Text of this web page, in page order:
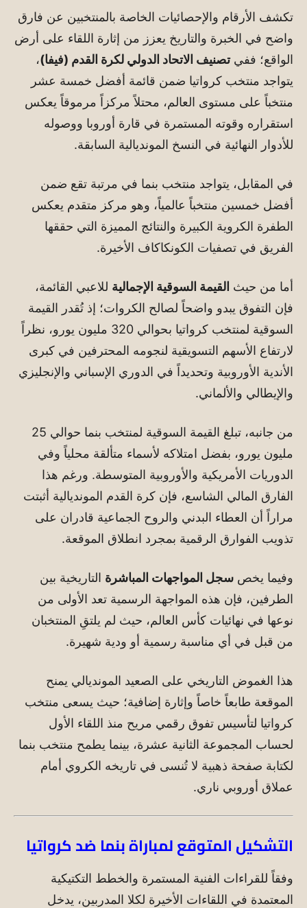
تكشف الأرقام والإحصائيات الخاصة بالمنتخبين عن فارق
واضح في الخبرة والتاريخ يعزز من إثارة اللقاء على أرض
الواقع؛ ففيتصنيف الاتحاد الدولي لكرة القدم (فيفا)،
يتواجد منتخب كرواتيا ضمن قائمة أفضل خمسة عشر
منتخباً على مستوى العالم، محتلاً مركزاً مرموقاً يعكس
استقراره وقوته المستمرة في قارة أوروبا ووصوله
للأدوار النهائية في النسخ المونديالية السابقة.
في المقابل، يتواجد منتخب بنما في مرتبة تقع ضمن
أفضل خمسين منتخباً عالمياً، وهو مركز متقدم يعكس
الطفرة الكروية الكبيرة والنتائج المميزة التي حققها
الفريق في تصفيات الكونكاكاف الأخيرة.
أما من حيث القيمة السوقية الإجمالية للاعبي القائمة،
فإن التفوق يبدو واضحاً لصالح الكروات؛ إذ تُقدر القيمة
السوقية لمنتخب كرواتيا بحوالي 320 مليون يورو، نظراً
لارتفاع الأسهم التسويقية لنجومه المحترفين في كبرى
الأندية الأوروبية وتحديداً في الدوري الإسباني والإنجليزي
والإيطالي والألماني.
من جانبه، تبلغ القيمة السوقية لمنتخب بنما حوالي 25
مليون يورو، بفضل امتلاكه لأسماء متألقة محلياً وفي
الدوريات الأمريكية والأوروبية المتوسطة. ورغم هذا
الفارق المالي الشاسع، فإن كرة القدم المونديالية أثبتت
مراراً أن العطاء البدني والروح الجماعية قادران على
تذويب الفوارق الرقمية بمجرد انطلاق الموقعة.
وفيما يخص سجل المواجهات المباشرة التاريخية بين
الطرفين، فإن هذه المواجهة الرسمية تعد الأولى من
نوعها في نهائيات كأس العالم، حيث لم يلتقِ المنتخبان
من قبل في أي مناسبة رسمية أو ودية شهيرة.
هذا الغموض التاريخي على الصعيد المونديالي يمنح
الموقعة طابعاً خاصاً وإثارة إضافية؛ حيث يسعى منتخب
كرواتيا لتأسيس تفوق رقمي مريح منذ اللقاء الأول
لحساب المجموعة الثانية عشرة، بينما يطمح منتخب بنما
لكتابة صفحة ذهبية لا تُنسى في تاريخه الكروي أمام
عملاق أوروبي ناري.
التشكيل المتوقع لمباراة بنما ضد كرواتيا
وفقاً للقراءات الفنية المستمرة والخطط التكتيكية
المعتمدة في اللقاءات الأخيرة لكلا المدربين، يدخل